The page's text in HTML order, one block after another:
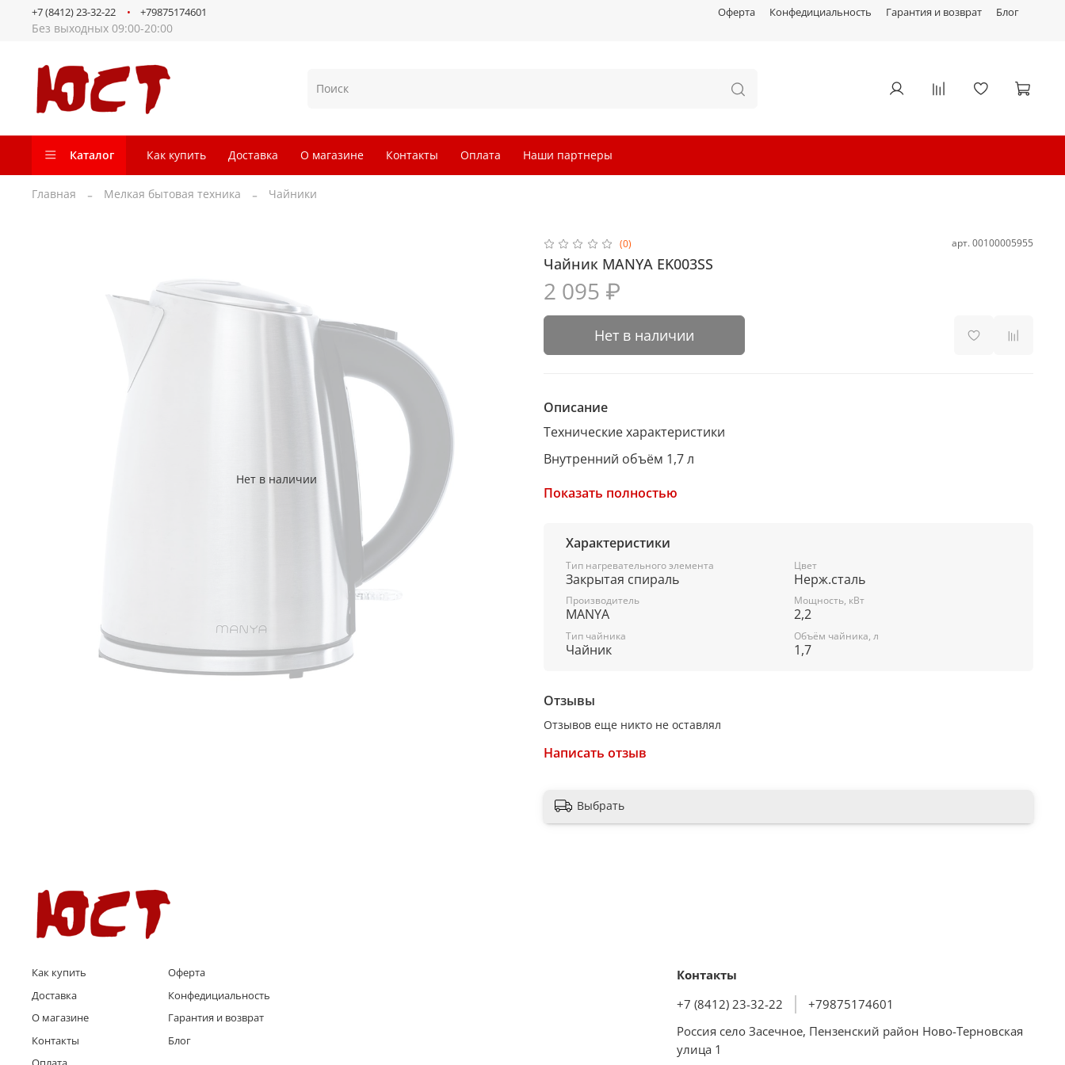
Оферта Конфедициальность Гарантия и возврат Блог
Без выходных 09:00-20:00
+7 (8412) 23-32-22 +79875174601
Каталог Как купить Доставка О магазине Контакты Оплата Наши партнеры
Главная Мелкая бытовая техника Чайники
Нет в наличии
(0) арт.00100005955
Чайник MANYA EK003SS
2 095 ₽
Нет в наличии
Описание
Технические характеристики
Внутренний объём 1,7 л
Потребляемая мощность 2200 Вт
Регулировка температуры Нет
Срок гарантии 1 год
Цвет Нержавейка
Дополнительные функции Нет
Показать полностью
Характеристики
Тип нагревательного элемента
Закрытая спираль
Цвет
Нерж.сталь
Производитель
MANYA
Мощность, кВт
2,2
Тип чайника
Чайник
Объём чайника, л
1,7
Отзывы
Отзывов еще никто не оставлял
Написать отзыв
Выбрать
Как купить
Доставка
О магазине
Контакты
Оферта
Конфедициальность
Гарантия и возврат
Блог
Контакты
+7 (8412) 23-32-22
+79875174601
Россия село Засечное, Пензенский район Ново-Терновская
улица 1